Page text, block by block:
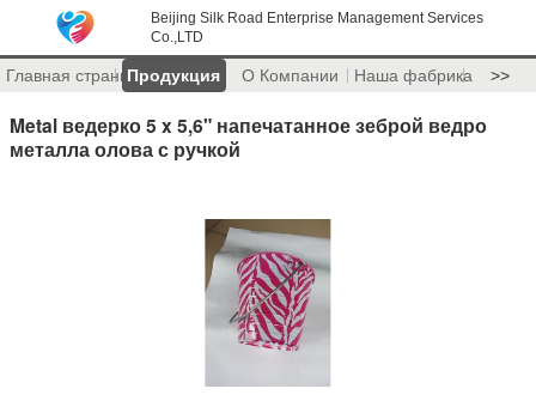
Beijing Silk Road Enterprise Management Services
Co.,LTD
Главная страницаПродукция О Компании Наша фабрика >>
Metal ведерко 5 x 5,6" напечатанное зеброй ведро
металла олова с ручкой